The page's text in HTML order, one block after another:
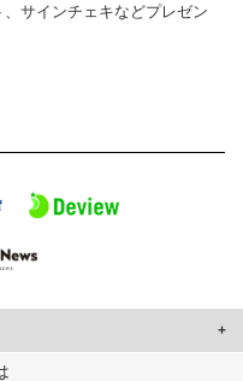
サインチェキなどプレゼン
に合わせたコンテンツや広告の